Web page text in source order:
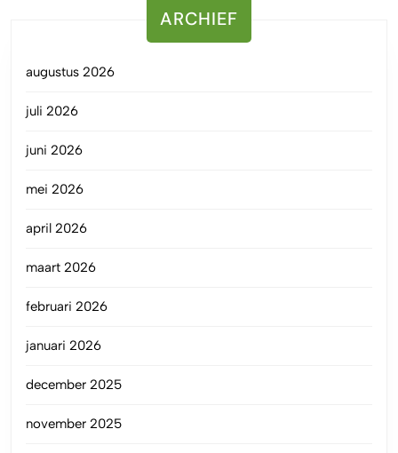
ARCHIEF
augustus 2026
juli 2026
juni 2026
mei 2026
april 2026
maart 2026
februari 2026
januari 2026
december 2025
november 2025